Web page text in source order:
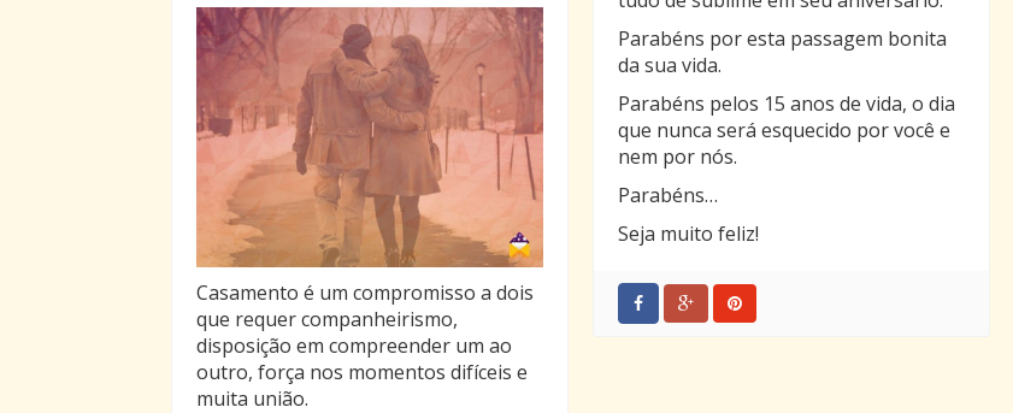
Parabéns por esta passagem bonita
da sua vida.
Parabéns pelos 15 anos de vida, o dia
que nunca será esquecido por você e
nem por nós.
Parabéns…
Seja muito feliz!
Casamento é um compromisso a dois
que requer companheirismo,
disposição em compreender um ao
outro, força nos momentos difíceis e
muita união.